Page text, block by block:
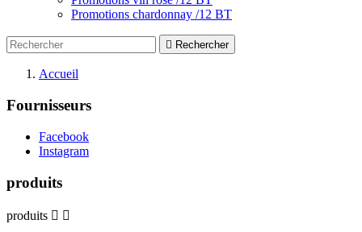
Promotions chardonnay /12 BT
 Rechercher
Accueil
Fournisseurs
Facebook
Instagram
produits
produits  